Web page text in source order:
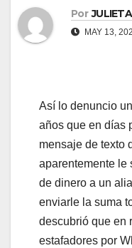
Por
MAY 13,
Así lo denuncio
años que en días
mensaje de texto
aparentemente le
de dinero a un
enviarle la suma
descubrió que en
estafadores por